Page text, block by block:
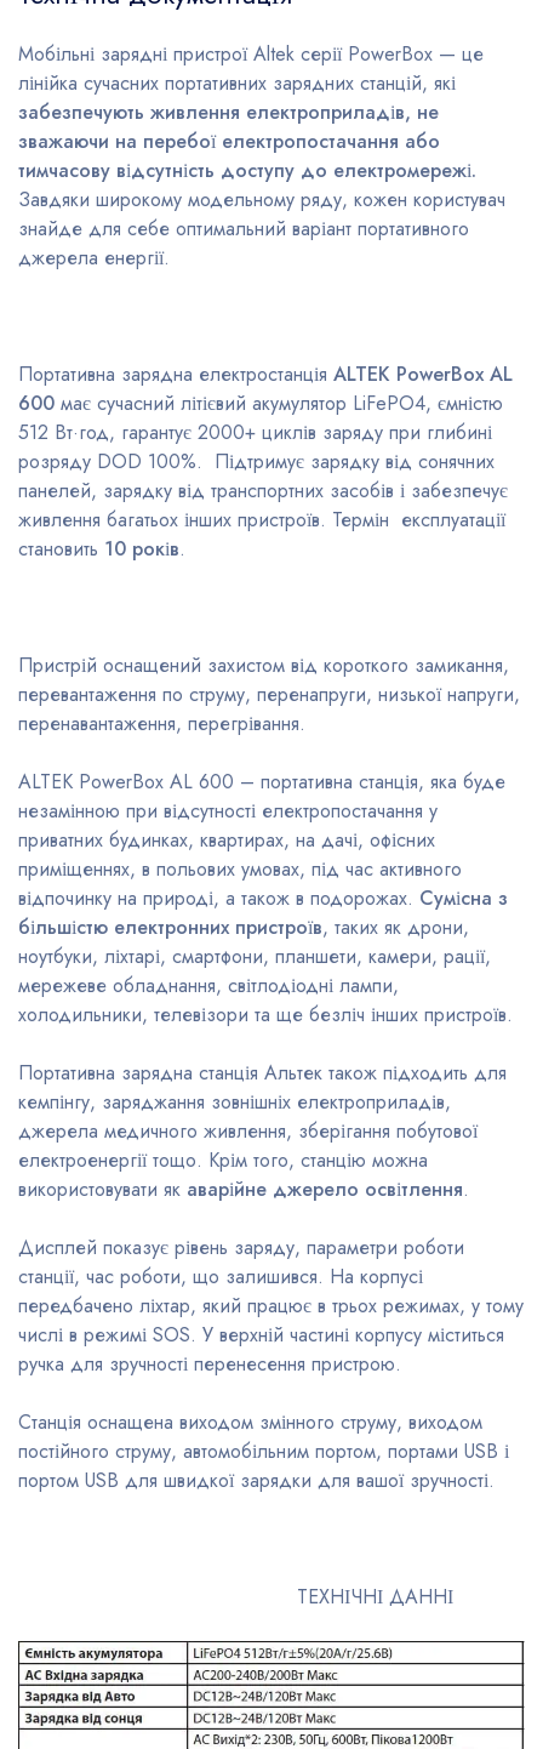
Мобільні зарядні пристрої Altek серії PowerBox — це
лінійка сучасних портативних зарядних станцій, які
забезпечують живлення електроприладів, не
зважаючи на перебої електропостачання або
тимчасову відсутність доступу до електромережі.
Завдяки широкому модельному ряду, кожен користувач
знайде для себе оптимальний варіант портативного
джерела енергії.
Портативна зарядна електростанція ALTEK PowerBox AL
600 має сучасний літієвий акумулятор LiFePO4, ємністю
512 Вт·год, гарантує 2000+ циклів заряду при глибині
розряду DOD 100%. Підтримує зарядку від сонячних
панелей, зарядку від транспортних засобів і забезпечує
живлення багатьох інших пристроїв. Термін експлуатації
становить 10 років.
Пристрій оснащений захистом від короткого замикання,
перевантаження по струму, перенапруги, низької напруги,
перенавантаження, перегрівання.
ALTEK PowerBox AL 600 – портативна станція, яка буде
незамінною при відсутності електропостачання у
приватних будинках, квартирах, на дачі, офісних
приміщеннях, в польових умовах, під час активного
відпочинку на природі, а також в подорожах. Сумісна з
більшістю електронних пристроїв, таких як дрони,
ноутбуки, ліхтарі, смартфони, планшети, камери, рації,
мережеве обладнання, світлодіодні лампи,
холодильники, телевізори та ще безліч інших пристроїв.
Портативна зарядна станція Альтек також підходить для
кемпінгу, заряджання зовнішніх електроприладів,
джерела медичного живлення, зберігання побутової
електроенергії тощо. Крім того, станцію можна
використовувати як аварійне джерело освітлення.
Дисплей показує рівень заряду, параметри роботи
станції, час роботи, що залишився. На корпусі
передбачено ліхтар, який працює в трьох режимах, у тому
числі в режимі SOS. У верхній частині корпусу міститься
ручка для зручності перенесення пристрою.
Станція оснащена виходом змінного струму, виходом
постійного струму, автомобільним портом, портами USB і
портом USB для швидкої зарядки для вашої зручності.
ТЕХНІЧНІ ДАННІ